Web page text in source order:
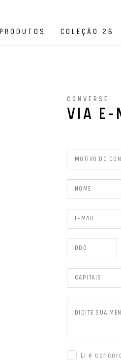
PRODUTOS COLEÇÃO 26
CONVERSE
VIA E-
Li e